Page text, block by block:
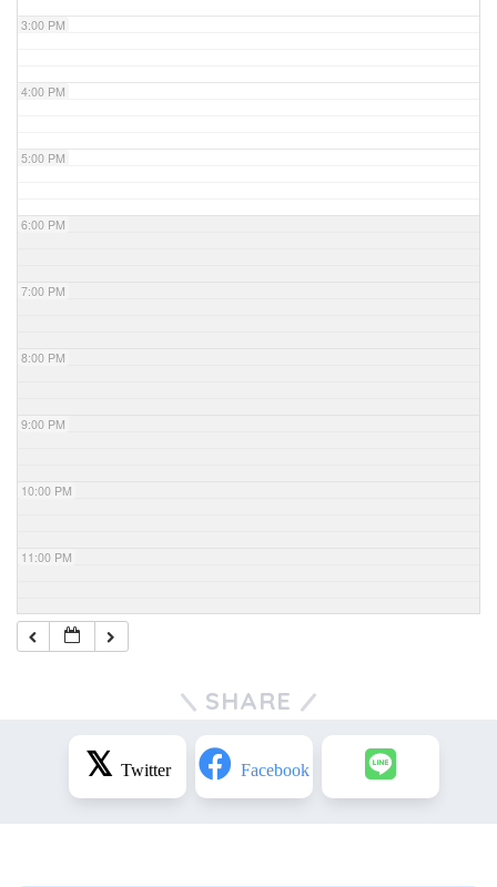
3:00 PM
4:00 PM
5:00 PM
6:00 PM
7:00 PM
8:00 PM
9:00 PM
10:00 PM
11:00 PM
SHARE